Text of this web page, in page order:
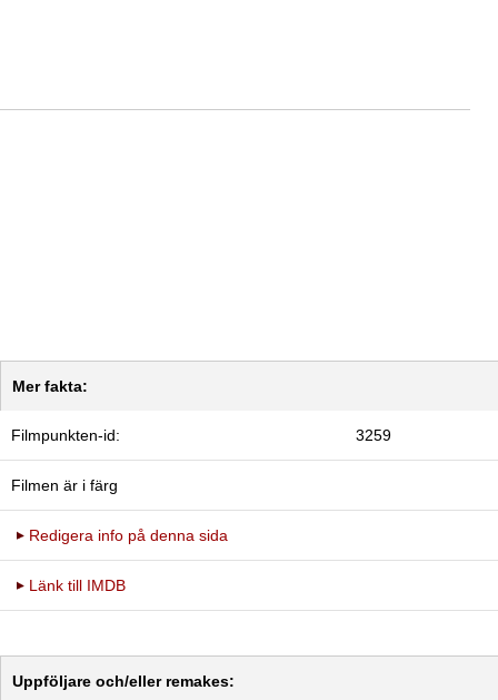
Mer fakta:
Filmpunkten-id: 3259
Filmen är i färg
Redigera info på denna sida
Länk till IMDB
Uppföljare och/eller remakes: